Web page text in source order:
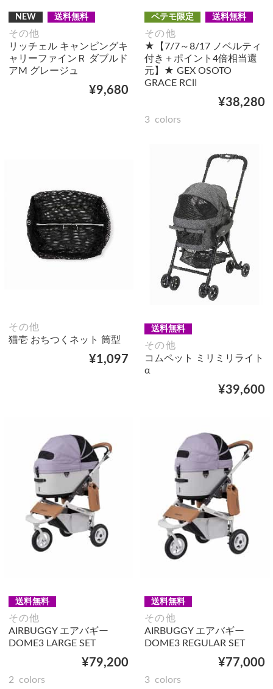
NEW 送料無料
その他
リッチェル キャンピングキ
ャリーファインＲ ダブルド
アM グレージュ
¥9,680
ペテモ限定 送料無料
その他
★【7/7～8/17 ノベルティ
付き＋ポイント4倍相当還
元】★ GEX OSOTO
GRACE RCⅡ
¥38,280
3 colors
その他
猫壱 おちつくネット 筒型
¥1,097
送料無料
その他
コムペット ミリミリライト
α
¥39,600
送料無料
その他
AIRBUGGY エアバギー
DOME3 LARGE SET
¥79,200
2 colors
送料無料
その他
AIRBUGGY エアバギー
DOME3 REGULAR SET
¥77,000
3 colors